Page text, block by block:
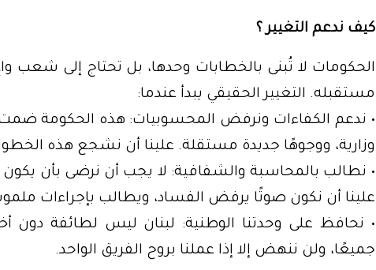
كيف ندعم التغيير ؟
الحكومات لا تُبنى بالخطابات وحدها، بل تحتاج إلى
مستقبله. التغيير الحقيقي يبدأ عندما:
• ندعم الكفاءات ونرفض المحسوبيات: هذه الحكومة
وزارية، ووجوهًا جديدة مستقلة. علينا أن نشجع هذه
• نطالب بالمحاسبة والشفافية: لا يجب أن نرضى بأن
علينا أن نكون صوتًا يرفض الفساد، ويطالب بإجراءات
• نحافظ على وحدتنا الوطنية: لبنان ليس لطائفة دون
جميعًا، ولن ننهض إلا إذا عملنا بروح الفريق الواحد.